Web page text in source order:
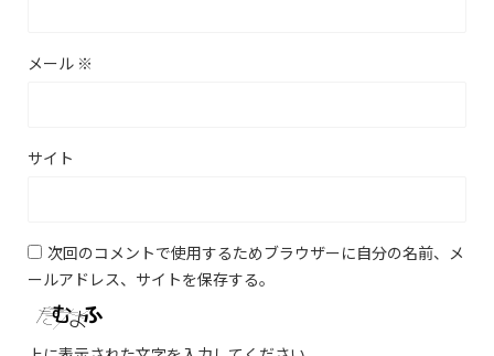
メール ※
サイト
次回のコメントで使用するためブラウザーに自分の名前、メ
ールアドレス、サイトを保存する。